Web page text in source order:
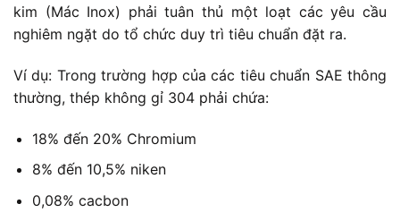
kim (Mác Inox) phải tuân thủ một loạt các yêu cầu
nghiêm ngặt do tổ chức duy trì tiêu chuẩn đặt ra.
Ví dụ: Trong trường hợp của các tiêu chuẩn SAE thông
thường, thép không gỉ 304 phải chứa:
18% đến 20% Chromium
8% đến 10,5% niken
0,08% cacbon